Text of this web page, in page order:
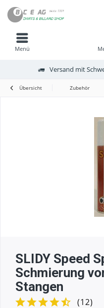
Menü
Versand mit
Übersicht Zubehör
SLIDY Speed
Schmierung
Stangen
(12)